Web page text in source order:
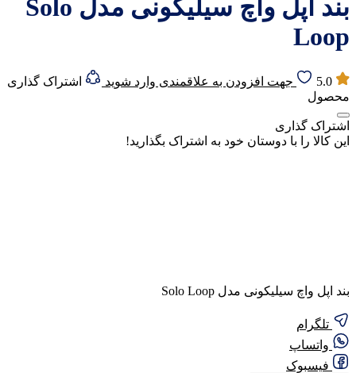
بند اپل واچ سیلیکونی مدل Solo
Loop
5.0 جهت افزودن به علاقمندی وارد شوید
اشتراک گذاری
محصول
اشتراک گذاری
این کالا را با دوستان خود به اشتراک بگذارید!
بند اپل واچ سیلیکونی مدل Solo Loop
تلگرام
واتساپ
فیسبوک